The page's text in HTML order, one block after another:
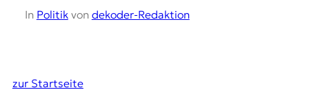
In Politikvon dekoder-Redaktion
zur Startseite